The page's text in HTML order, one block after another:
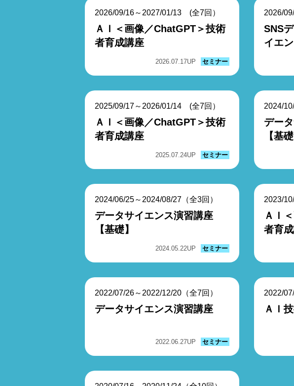
2026/09/16～2027/01/13 (全7回）
ＡＩ＜画像／ChatGPT＞技術
者育成講座
2026.07.17UP セミナー
2026/
SNS
イエ
2025/09/17～2026/01/14 (全7回）
ＡＩ＜画像／ChatGPT＞技術
者育成講座
2025.07.24UP セミナー
2024/
デー
【基礎
2024/06/25～2024/08/27（全3回）
データサイエンス演習講座
【基礎】
2024.05.22UP セミナー
2023/
ＡＩ
者育
2022/07/26～2022/12/20（全7回）
データサイエンス演習講座
2022.06.27UP セミナー
2022/
ＡＩ